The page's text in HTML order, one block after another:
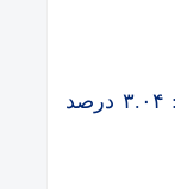
تغییرات قیمتی ۲۴ ساعت گذشته: ۳.۰۴ درصد